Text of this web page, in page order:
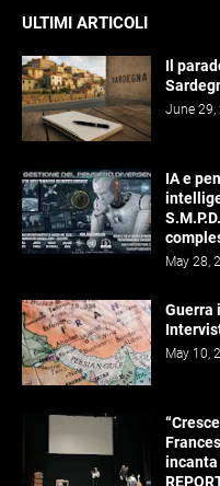
ULTIMI ARTICOLI
Il
June 29,
IA e
May 28,
Guerra
May 10,
incanta